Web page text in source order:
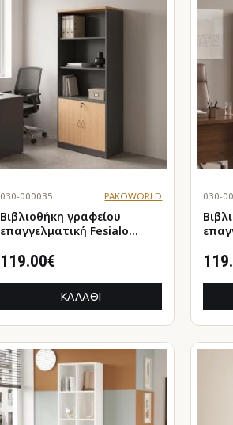
030-000035 PAKOWORLD
Βιβλιοθήκη γραφείου
επαγγελματική Fesialo
80x40x180εκ
119.00€
ΚΑΛΆΘΙ
030-